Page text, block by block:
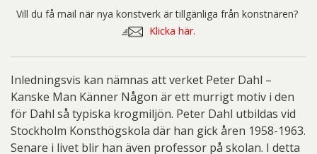
Vill du få mail när nya konstverk är tillgänliga från konstnären?
Klicka här.
Inledningsvis kan nämnas att verket Peter Dahl –
Kanske Man Känner Någon är ett murrigt motiv i den
för Dahl så typiska krogmiljön. Peter Dahl utbildas vid
Stockholm Konsthögskola där han gick åren 1958-1963.
Senare i livet blir han även professor på skolan. I detta